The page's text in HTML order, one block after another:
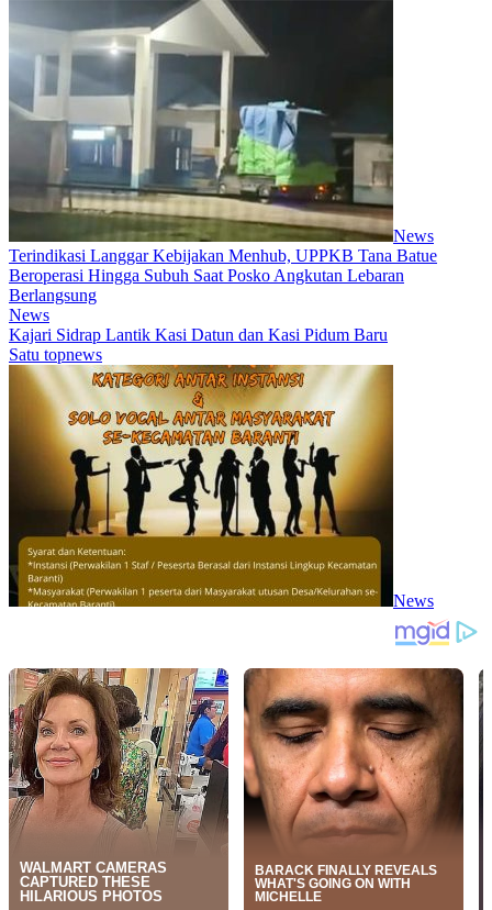
News
Terindikasi Langgar Kebijakan Menhub, UPPKB Tana Batue
Beroperasi Hingga Subuh Saat Posko Angkutan Lebaran
Berlangsung
News
Kajari Sidrap Lantik Kasi Datun dan Kasi Pidum Baru
Satu topnews
News